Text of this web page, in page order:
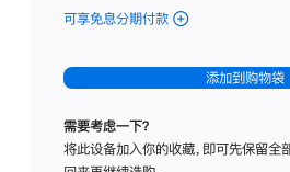
可享免息分期付款 (Studio
-
标
璃
添加到购物袋
需要考虑一下？
将此设备加入你的收藏，即可先保留全